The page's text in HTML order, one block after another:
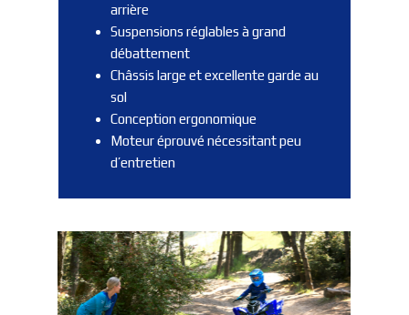
arrière
Suspensions réglables à grand
débattement
Châssis large et excellente garde au
sol
Conception ergonomique
Moteur éprouvé nécessitant peu
d’entretien